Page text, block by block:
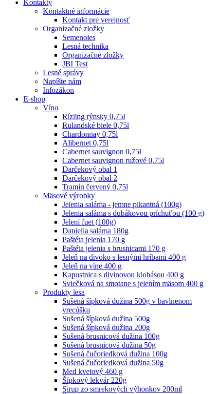
Kontakty
Kontaktné informácie
Kontakt pre verejnosť
Organizačné zložky
Semenoles
Lesná technika
Organizačné zložky
JBI Test
Lesné správy
Napíšte nám
Infozákon
E-shop
Víno
Rízling rýnsky 0,75l
Rulandské biele 0,75l
Chardonnay 0,75l
Alibernet 0,75l
Cabernet sauvignon 0,75l
Cabernet sauvignon ružové 0,75l
Darčekový obal 1
Darčekový obal 2
Tramín červený 0,75l
Mäsové výrobky
Jelenia saláma - jemne pikantná (100g)
Jelenia saláma s dubákovou príchuťou (100 g)
Jelení fuet (100g)
Danielia saláma 180g
Paštéta jelenia 170 g
Paštéta jelenia s brusnicami 170 g
Jeleň na divoko s lesnými hríbami 400 g
Jeleň na víne 400 g
Kapustnica s divinovou klobásou 400 g
Sviečková na smotane s jelením mäsom 400 g
Produkty lesa
Sušená šípková dužina 500g v bavlnenom
vrecúšku
Sušená šípková dužina 500g
Sušená šípková dužina 200g
Sušená brusnicová dužina 100g
Sušená brusnicová dužina 50g
Sušená čučoriedková dužina 100g
Sušená čučoriedková dužina 50g
Med kvetový 460 g
Šípkový lekvár 220g
Sirup zo smrekových výhonkov 200ml